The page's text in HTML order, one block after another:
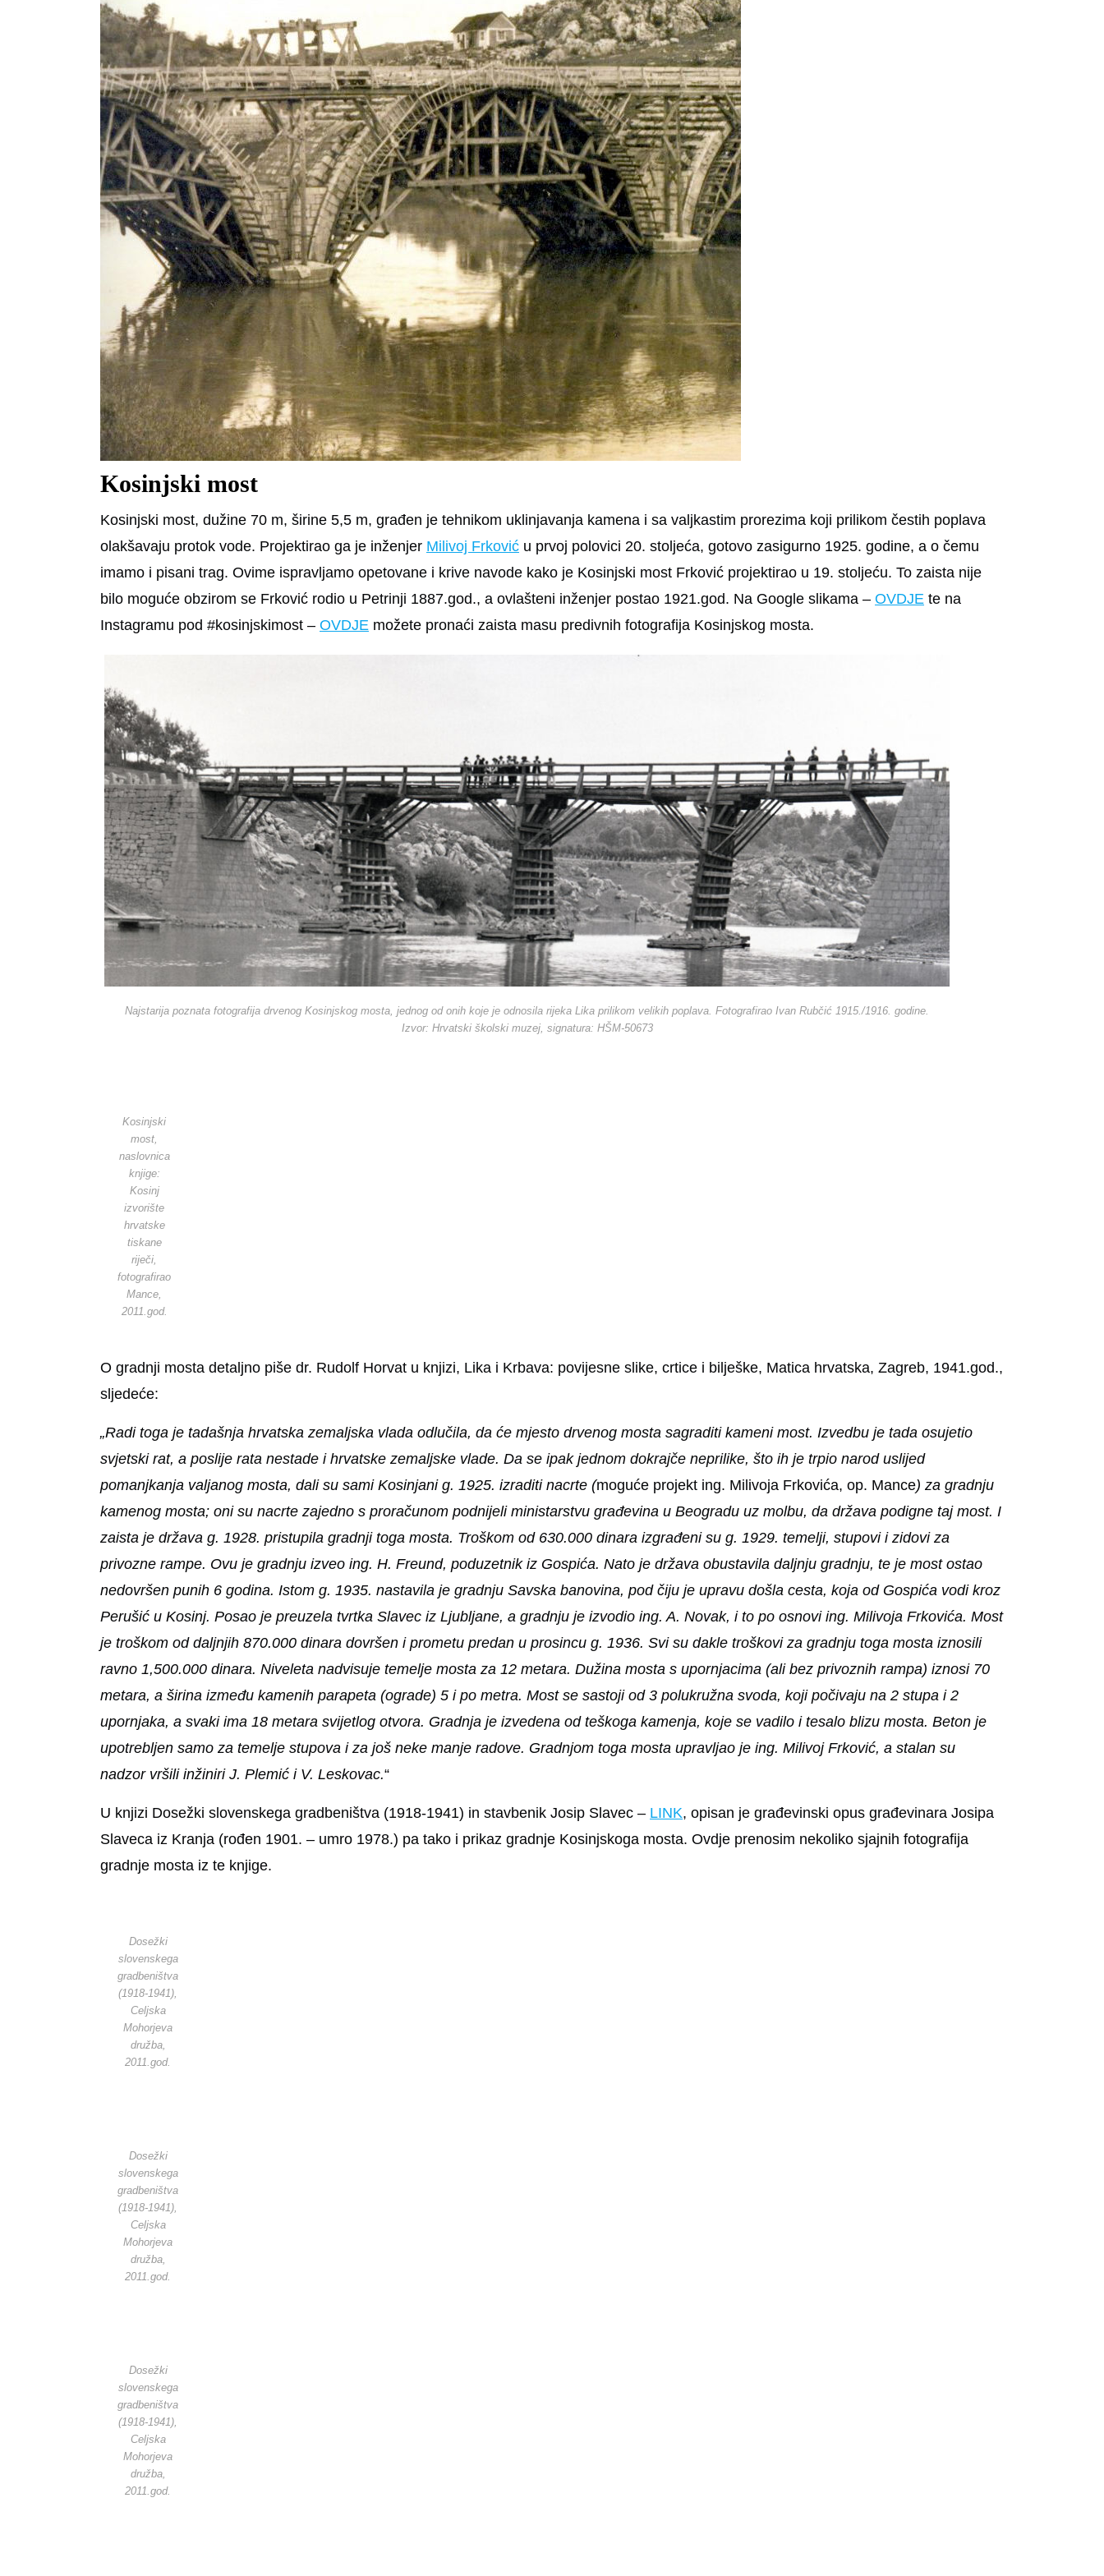
Kosinjski most
Kosinjski most, dužine 70 m, širine 5,5 m, građen je tehnikom uklinjavanja kamena i sa valjkastim prorezima koji prilikom čestih poplava
olakšavaju protok vode. Projektirao ga je inženjer Milivoj Frković u prvoj polovici 20. stoljeća, gotovo zasigurno 1925. godine, a o čemu
imamo i pisani trag. Ovime ispravljamo opetovane i krive navode kako je Kosinjski most Frković projektirao u 19. stoljeću. To zaista nije
bilo moguće obzirom se Frković rodio u Petrinji 1887.god., a ovlašteni inženjer postao 1921.god. Na Google slikama – OVDJE te na
Instagramu pod #kosinjskimost – OVDJE možete pronaći zaista masu predivnih fotografija Kosinjskog mosta.
Najstarija poznata fotografija drvenog Kosinjskog mosta, jednog od onih koje je odnosila rijeka Lika prilikom velikih poplava. Fotografirao Ivan Rubčić 1915./1916. godine.
Izvor: Hrvatski školski muzej, signatura: HŠM-50673
Kosinjski
most,
naslovnica
knjige:
Kosinj
izvorište
hrvatske
tiskane
riječi,
fotografirao
Mance,
2011.god.
O gradnji mosta detaljno piše dr. Rudolf Horvat u knjizi, Lika i Krbava: povijesne slike, crtice i bilješke, Matica hrvatska, Zagreb, 1941.god.,
sljedeće:
„Radi toga je tadašnja hrvatska zemaljska vlada odlučila, da će mjesto drvenog mosta sagraditi kameni most. Izvedbu je tada osujetio
svjetski rat, a poslije rata nestade i hrvatske zemaljske vlade. Da se ipak jednom dokrajče neprilike, što ih je trpio narod uslijed
pomanjkanja valjanog mosta, dali su sami Kosinjani g. 1925. izraditi nacrte (moguće projekt ing. Milivoja Frkovića, op. Mance) za gradnju
kamenog mosta; oni su nacrte zajedno s proračunom podnijeli ministarstvu građevina u Beogradu uz molbu, da država podigne taj most. I
zaista je država g. 1928. pristupila gradnji toga mosta. Troškom od 630.000 dinara izgrađeni su g. 1929. temelji, stupovi i zidovi za
privozne rampe. Ovu je gradnju izveo ing. H. Freund, poduzetnik iz Gospića. Nato je država obustavila daljnju gradnju, te je most ostao
nedovršen punih 6 godina. Istom g. 1935. nastavila je gradnju Savska banovina, pod čiju je upravu došla cesta, koja od Gospića vodi kroz
Perušić u Kosinj. Posao je preuzela tvrtka Slavec iz Ljubljane, a gradnju je izvodio ing. A. Novak, i to po osnovi ing. Milivoja Frkovića. Most
je troškom od daljnjih 870.000 dinara dovršen i prometu predan u prosincu g. 1936. Svi su dakle troškovi za gradnju toga mosta iznosili
ravno 1,500.000 dinara. Niveleta nadvisuje temelje mosta za 12 metara. Dužina mosta s upornjacima (ali bez privoznih rampa) iznosi 70
metara, a širina između kamenih parapeta (ograde) 5 i po metra. Most se sastoji od 3 polukružna svoda, koji počivaju na 2 stupa i 2
upornjaka, a svaki ima 18 metara svijetlog otvora. Gradnja je izvedena od teškoga kamenja, koje se vadilo i tesalo blizu mosta. Beton je
upotrebljen samo za temelje stupova i za još neke manje radove. Gradnjom toga mosta upravljao je ing. Milivoj Frković, a stalan su
nadzor vršili inžiniri J. Plemić i V. Leskovac.“
U knjizi Dosežki slovenskega gradbeništva (1918-1941) in stavbenik Josip Slavec – LINK, opisan je građevinski opus građevinara Josipa
Slaveca iz Kranja (rođen 1901. – umro 1978.) pa tako i prikaz gradnje Kosinjskoga mosta. Ovdje prenosim nekoliko sjajnih fotografija
gradnje mosta iz te knjige.
Dosežki
slovenskega
gradbeništva
(1918-1941),
Celjska
Mohorjeva
družba,
2011.god.
Dosežki
slovenskega
gradbeništva
(1918-1941),
Celjska
Mohorjeva
družba,
2011.god.
Dosežki
slovenskega
gradbeništva
(1918-1941),
Celjska
Mohorjeva
družba,
2011.god.